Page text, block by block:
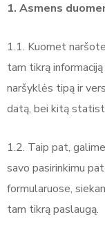
1. Asmens
1.1. Kuomet
tam tikrą
naršyklės tipą ir
datą, bei kitą
1.2. Taip pat,
savo pasirinkimu
formularuose,
tam tikrą paslaugą.